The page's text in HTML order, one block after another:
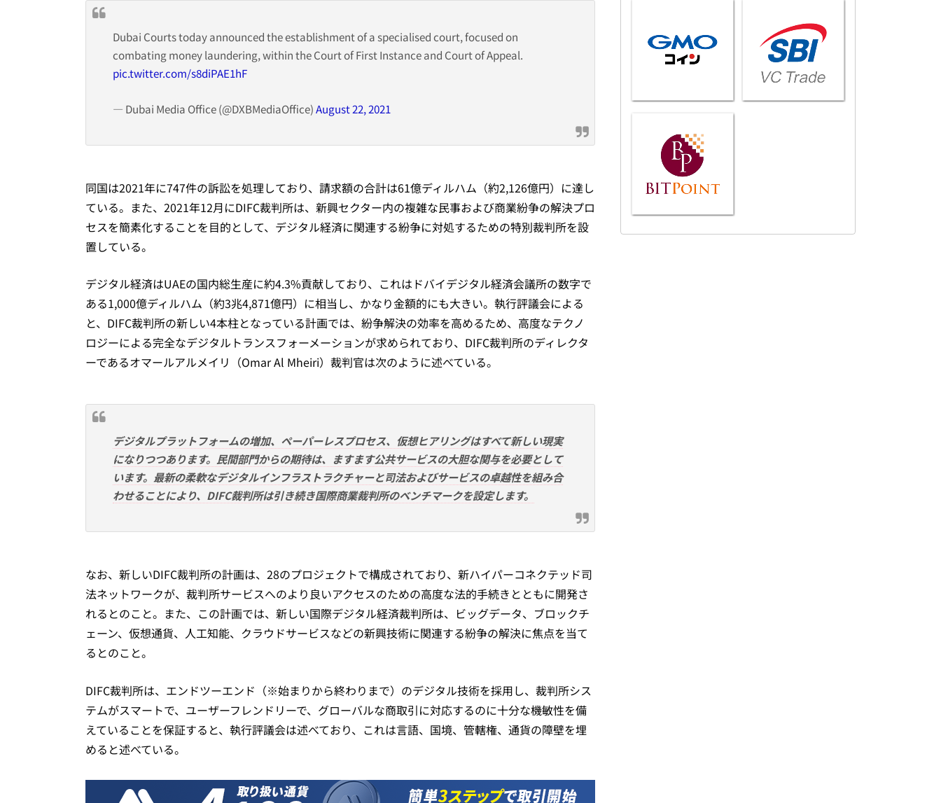
Dubai Courts today announced the establishment of a specialised court, focused on
combating money laundering, within the Court of First Instance and Court of Appeal.
pic.twitter.com/s8diPAE1hF
— Dubai Media Office (@DXBMediaOffice)August 22, 2021
同国は2021年に747件の訴訟を処理しており、請求額の合計は61億ディルハム（約2,126億円）に達し
ている。また、2021年12月にDIFC裁判所は、新興セクター内の複雑な民事および商業紛争の解決プロ
セスを簡素化することを目的として、デジタル経済に関連する紛争に対処するための特別裁判所を設
置している。
デジタル経済はUAEの国内総生産に約4.3%貢献しており、これはドバイデジタル経済会議所の数字で
ある1,000億ディルハム（約3兆4,871億円）に相当し、かなり金額的にも大きい。執行評議会による
と、DIFC裁判所の新しい4本柱となっている計画では、紛争解決の効率を高めるため、高度なテクノ
ロジーによる完全なデジタルトランスフォーメーションが求められており、DIFC裁判所のディレクタ
ーであるオマールアルメイリ（Omar Al Mheiri）裁判官は次のように述べている。
デジタルプラットフォームの増加、ペーパーレスプロセス、仮想ヒアリングはすべて新しい現実
になりつつあります。民間部門からの期待は、ますます公共サービスの大胆な関与を必要として
います。最新の柔軟なデジタルインフラストラクチャーと司法およびサービスの卓越性を組み合
わせることにより、DIFC裁判所は引き続き国際商業裁判所のベンチマークを設定します。
なお、新しいDIFC裁判所の計画は、28のプロジェクトで構成されており、新ハイパーコネクテッド司
法ネットワークが、裁判所サービスへのより良いアクセスのための高度な法的手続きとともに開発さ
れるとのこと。また、この計画では、新しい国際デジタル経済裁判所は、ビッグデータ、ブロックチ
ェーン、仮想通貨、人工知能、クラウドサービスなどの新興技術に関連する紛争の解決に焦点を当て
るとのこと。
DIFC裁判所は、エンドツーエンド（※始まりから終わりまで）のデジタル技術を採用し、裁判所シス
テムがスマートで、ユーザーフレンドリーで、グローバルな商取引に対応するのに十分な機敏性を備
えていることを保証すると、執行評議会は述べており、これは言語、国境、管轄権、通貨の障壁を埋
めると述べている。